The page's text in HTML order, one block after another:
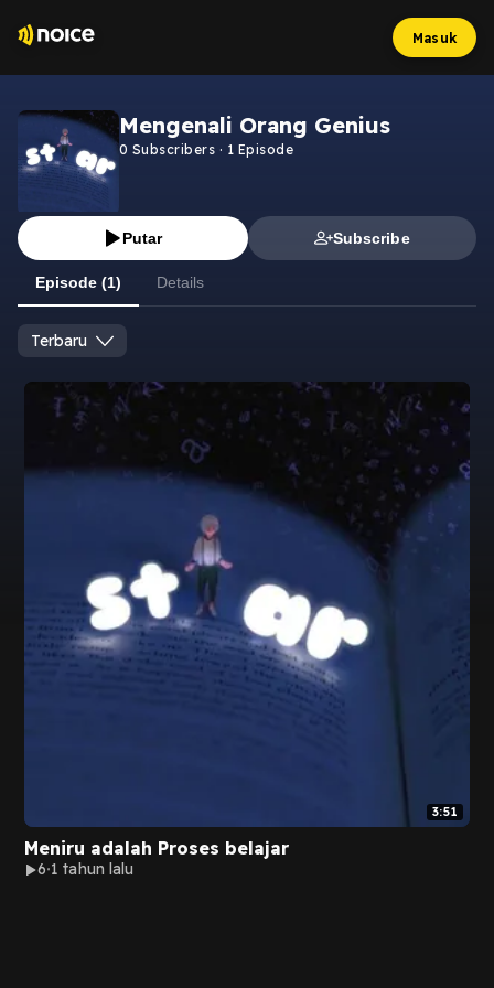
Masuk
Mengenali Orang Genius
0 Subscribers · 1 Episode
Putar Subscribe
Episode (1) Details
Terbaru
3:51
Meniru adalah Proses belajar
6 1 tahun lalu